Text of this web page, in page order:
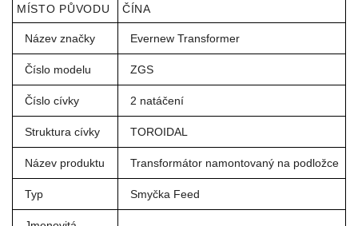
MÍSTO PŮVODU ČÍNA
Název značky Evernew Transformer
Číslo modelu ZGS
Číslo cívky 2 natáčení
Struktura cívky TOROIDAL
Název produktu Transformátor namontovaný na podložce
Typ Smyčka Feed